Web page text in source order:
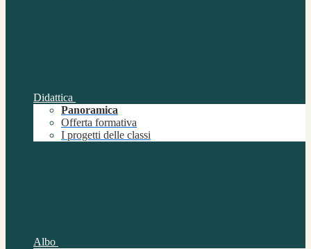
Didattica
Panoramica
Offerta formativa
I progetti delle classi
Albo